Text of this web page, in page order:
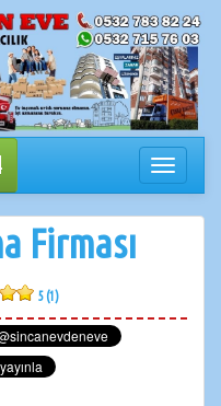
değiştir
Firması
5 (1)